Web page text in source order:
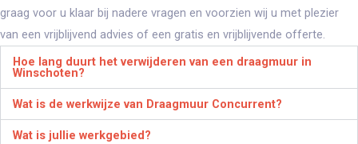
graag voor u klaar bij nadere vragen en voorzien wij u met plezier
van een vrijblijvend advies of een gratis en vrijblijvende offerte.
Hoe lang duurt het verwijderen van een draagmuur in
Winschoten?
Wat is de werkwijze van Draagmuur Concurrent?
Wat is jullie werkgebied?